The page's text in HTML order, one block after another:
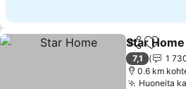
Jaa Lisää
Star Home
7,1
1
0.6 km
Huoneita